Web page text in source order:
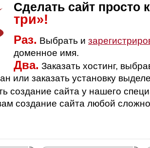
Сделать сайт просто
три»!
Раз. Выбрать и
доменное имя.
Два. Заказать хостинг,
или заказать установку
создание сайта у нашего
создание сайта любой